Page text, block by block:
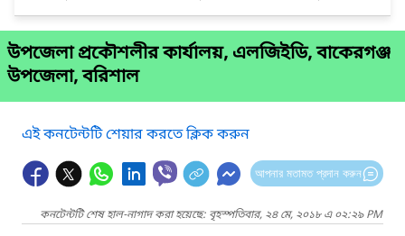
উপজেলা প্রকৌশলীর কার্যালয়, এলজিইডি, বাকেরগঞ্জ
উপজেলা, বরিশাল
এই কনটেন্টটি শেয়ার করতে ক্লিক করুন
আপনার মতামত প্রদান করুন
কনটেন্টটি শেষ হাল-নাগাদ করা হয়েছে: বৃহস্পতিবার, ২৪ মে, ২০১৮ এ ০২:২৯ PM